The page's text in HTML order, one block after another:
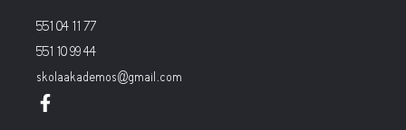
551 04 11 77
551 10 99 44
skolaakademos@gmail.com